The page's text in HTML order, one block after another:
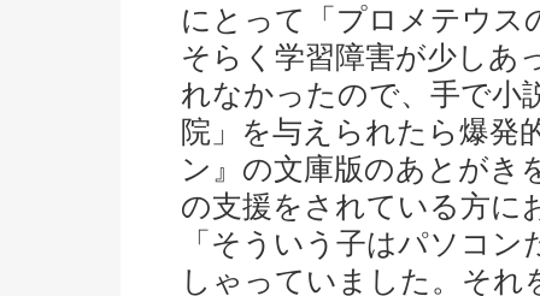
にとって「プロメテウス
そらく学習障害が少しあ
れなかったので、手で小
院」を与えられたら爆発
ン』の文庫版のあとがき
の支援をされている方に
「そういう子はパソコ
しゃっていました。それ